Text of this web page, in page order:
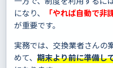
になり、
「やれば自動で
が重要です。
実務では、交換業者さんの
めて、 期末より前に準備し